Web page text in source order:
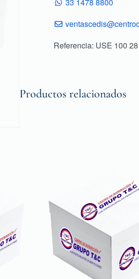
Referencia: USE 100
Productos relacionados